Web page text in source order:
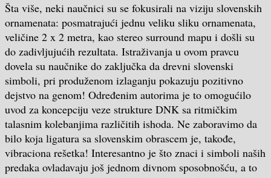
Šta više, neki naučnici su se fokusirali na viziju slovenskih
ornamenata: posmatrajući jednu veliku sliku ornamenata,
veličine 2 x 2 metra, kao stereo surround mapu i došli su
do zadivljujućih rezultata. Istraživanja u ovom pravcu
dovela su naučnike do zaključka da drevni slovenski
simboli, pri produženom izlaganju pokazuju pozitivno
dejstvo na genom! Određenim autorima je to omogućilo
uvod za koncepciju veze strukture DNK sa ritmičkim
talasnim kolebanjima različitih ishoda. Ne zaboravimo da
bilo koja ligatura sa slovenskim obrascem je, takođe,
vibraciona rešetka! Interesantno je što znaci i simboli naših
predaka ovladavaju još jednom divnom sposobnošću, a to